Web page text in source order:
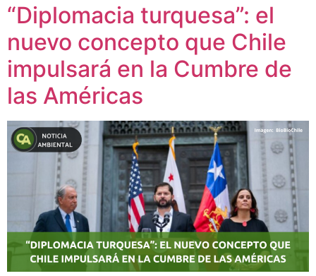
“Diplomacia turquesa”: el
nuevo concepto que Chile
impulsará en la Cumbre de
las Américas